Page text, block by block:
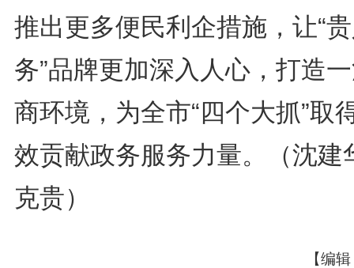
推出更多便民利企措施，让“
务”品牌更加深入人心，打造
商环境，为全市“四个大抓”取
效贡献政务服务力量。（沈建
克贵）
【编